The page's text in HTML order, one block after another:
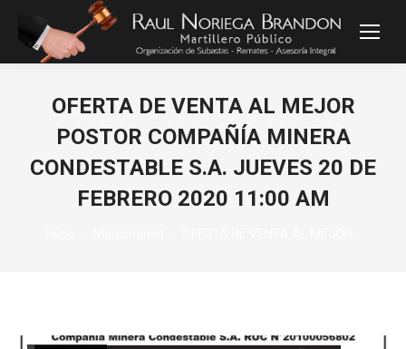
OFERTA DE VENTA AL MEJOR
POSTOR COMPAÑÍA MINERA
CONDESTABLE S.A. JUEVES 20 DE
FEBRERO 2020 11:00 AM